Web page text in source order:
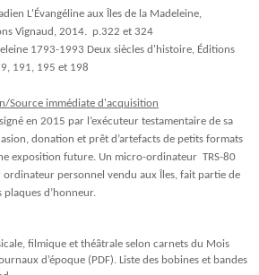
L'Évangéline aux Îles de la Madeleine,
Vignaud, 2014. p.322 et 324
1793-1993 Deux siècles d'histoire, Éditions
191, 195 et 198
Source immédiate d'acquisition
en 2015 par l’exécuteur testamentaire de sa
donation et prêt d’artefacts de petits formats
exposition future. Un micro-ordinateur TRS-80
personnel vendu aux Îles, fait partie de
d’honneur.
filmique et théâtrale selon carnets du Mois
d’époque (PDF). Liste des bobines et bandes